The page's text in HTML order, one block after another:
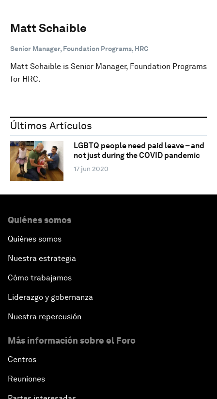
Matt Schaible
Senior Manager, Foundation Programs, HRC
Matt Schaible is Senior Manager, Foundation Programs
for HRC.
Últimos Artículos
LGBTQ people need paid leave – and
not just during the COVID pandemic
17 jun 2020
Quiénes somos
Quiénes somos
Nuestra estrategia
Cómo trabajamos
Liderazgo y gobernanza
Nuestra repercusión
Más información sobre el Foro
Centros
Reuniones